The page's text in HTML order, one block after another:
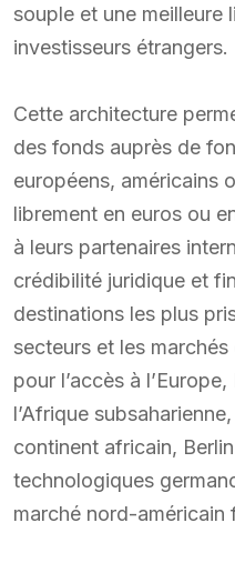
souple et une meilleure
investisseurs étrangers.
Cette architecture
des fonds auprès de
européens, américains
librement en euros ou
à leurs partenaires
crédibilité juridique et
destinations les plus
secteurs et les
pour l’accès à
l’Afrique
continent africain,
technologiques
marché nord-américain